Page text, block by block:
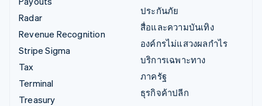
Radar
Revenue Recognition
Stripe Sigma
Tax
Terminal
Treasury
ประกันภัย
สื่อและความบันเทิง
องค์กรไม่แสวงผลกำไร
บริการเฉพาะทาง
ภาครัฐ
ธุรกิจค้าปลีก